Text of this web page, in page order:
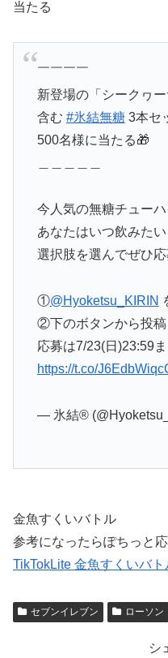
当たる
￣￣￣￣
新登場の「シークヮー
含む #氷結無糖3本セ
500名様に当たる🎁
今人気の無糖チューハ
あなたはいつ飲みたい
選択肢を選んでぜひ応
①@Hyoketsu_KIRIN
②下のボタンから投稿
応募は7/23(日)23:59ま
https://t.co/
— 氷結®
金魚すくいバトル
参考になったらぽちっと
TikTokLite 金魚すくいバト
セブンイレブン ローソン
シ